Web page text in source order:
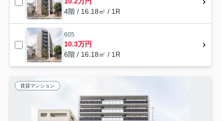
4階 / 16.18㎡ / 1R
605
10.3万円
6階 / 16.18㎡ / 1R
賃貸マンション